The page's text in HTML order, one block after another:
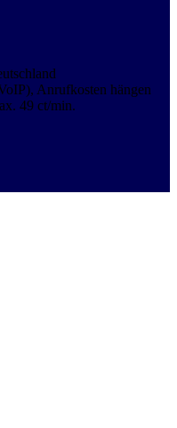
Anrufkosten hängen
49 ct/min.